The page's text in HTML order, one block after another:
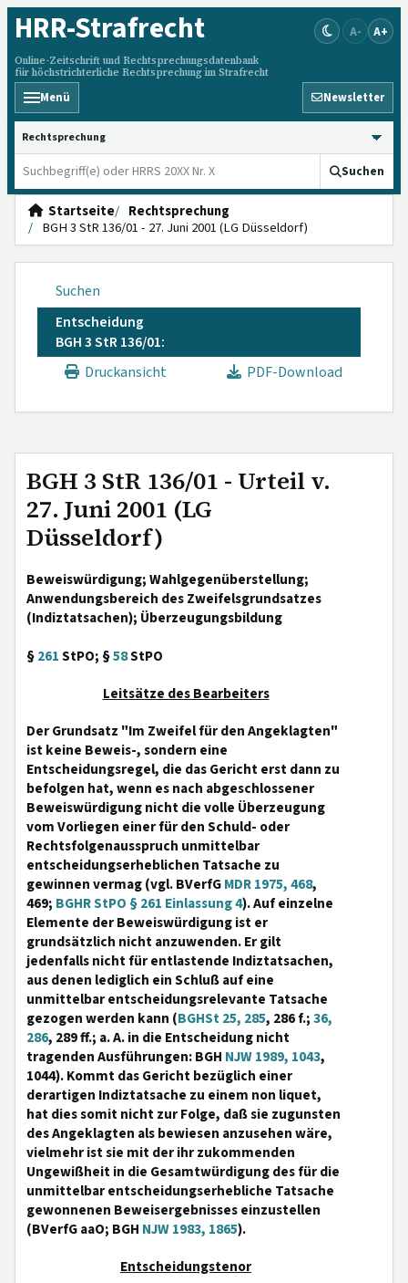
HRR-Strafrecht
Online-Zeitschrift und Rechtsprechungsdatenbank
für höchstrichterliche Rechtsprechung im Strafrecht
A- A+
Menü Newsletter
HRRS durchsuchen
Suchen
Startseite
Rechtsprechung
BGH 3 StR 136/01 - 27. Juni 2001 (LG Düsseldorf)
Suchen
Entscheidung
BGH 3 StR 136/01:
Druckansicht
PDF-Download
BGH 3 StR 136/01 - Urteil v.
27. Juni 2001 (LG
Düsseldorf)
Beweiswürdigung; Wahlgegenüberstellung;
Anwendungsbereich des Zweifelsgrundsatzes
(Indiztatsachen); Überzeugungsbildung
§261StPO; §58StPO
Leitsätze des Bearbeiters
Der Grundsatz "Im Zweifel für den Angeklagten"
ist keine Beweis-, sondern eine
Entscheidungsregel, die das Gericht erst dann zu
befolgen hat, wenn es nach abgeschlossener
Beweiswürdigung nicht die volle Überzeugung
vom Vorliegen einer für den Schuld- oder
Rechtsfolgenausspruch unmittelbar
entscheidungserheblichen Tatsache zu
gewinnen vermag (vgl. BVerfGMDR 1975, 468,
469; BGHR StPO § 261 Einlassung 4). Auf einzelne
Elemente der Beweiswürdigung ist er
grundsätzlich nicht anzuwenden. Er gilt
jedenfalls nicht für entlastende Indiztatsachen,
aus denen lediglich ein Schluß auf eine
unmittelbar entscheidungsrelevante Tatsache
gezogen werden kann (BGHSt 25, 285, 286 f.;36,
286, 289 ff.; a. A. in die Entscheidung nicht
tragenden Ausführungen: BGH NJW 1989, 1043,
1044). Kommt das Gericht bezüglich einer
derartigen Indiztatsache zu einem non liquet,
hat dies somit nicht zur Folge, daß sie zugunsten
des Angeklagten als bewiesen anzusehen wäre,
vielmehr ist sie mit der ihr zukommenden
Ungewißheit in die Gesamtwürdigung des für die
unmittelbar entscheidungserhebliche Tatsache
gewonnenen Beweisergebnisses einzustellen
(BVerfG aaO; BGH NJW 1983, 1865).
Entscheidungstenor